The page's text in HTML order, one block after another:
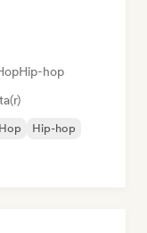
Hip-hop
Hip-hop